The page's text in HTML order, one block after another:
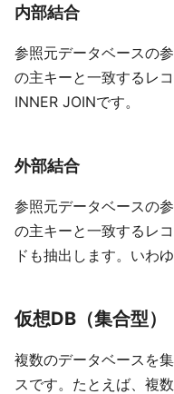
内部結合
参照元データベースの
の主キーと一致するレ
INNER JOINです。
外部結合
参照元データベースの
の主キーと一致するレ
ドも抽出します。いわ
仮想DB（集合型）
複数のデータベースを
スです。たとえば、複